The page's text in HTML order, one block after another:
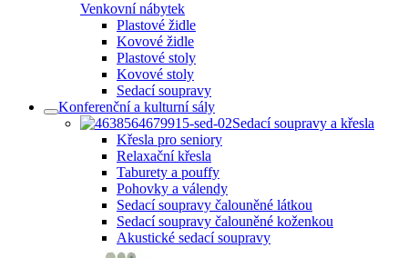
Venkovní nábytek
Plastové židle
Kovové židle
Plastové stoly
Kovové stoly
Sedací soupravy
Konferenční a kulturní sály
Sedací soupravy a křesla
Křesla pro seniory
Relaxační křesla
Taburety a pouffy
Pohovky a válendy
Sedací soupravy čalouněné látkou
Sedací soupravy čalouněné koženkou
Akustické sedací soupravy